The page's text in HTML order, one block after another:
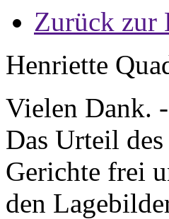
Zurück zur
Henriette
Vielen Dank.
Das Urteil
Gerichte frei
den